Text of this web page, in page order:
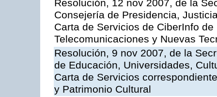
Resolución, 12 nov 2007, de la
Consejería de Presidencia,
Carta de Servicios de CiberInfo
Telecomunicaciones y Nuevas
Resolución, 9 nov 2007, de la
de Educación, Universidades,
Carta de Servicios
y Patrimonio Cultural